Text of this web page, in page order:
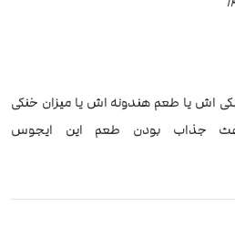
اش یا طعم هندونه اش یا میزان خنکی
جذاب بودن طعم این ایجوس